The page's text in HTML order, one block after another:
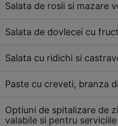
Salata de rosii si mazare
Salata de dovlecei cu
Salata cu ridichi si
Paste cu creveti, branza
Optiuni de spitalizare de
valabile si pentru